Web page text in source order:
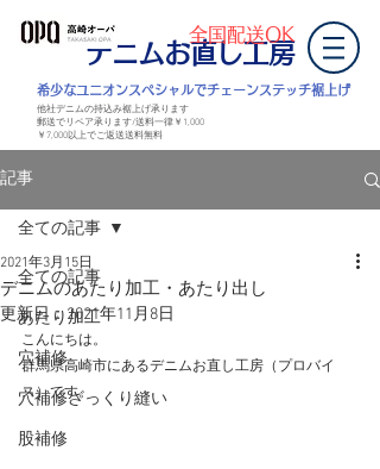
デニムお直し工房
​希少なユニオンスペシャルでチェーンステッチ裾上げ
全国配送OK
他社デニムの持込み裾上げ承ります
郵送でリペア承ります/送料一律￥1,000
￥7,000以上でご返送送料無料
記事
全ての記事
あたり加工
穴補修
穴補修ざっくり縫い
股補修
全ての記事
デニムのあたり加工・あたり出し
2021年3月15日
更新日：2021年11月8日
こんにちは。
群馬県高崎市にあるデニムお直し工房（プロバイ
ス）です。